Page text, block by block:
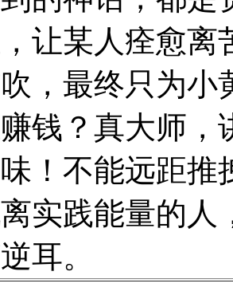
让某人痊愈离
，最终只为
钱？真大师
！不能远距
实践能量的
耳。